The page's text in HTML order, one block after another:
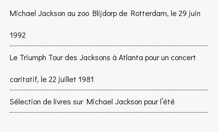
Michael Jackson au zoo Blijdorp de Rotterdam, le 29 juin
1992
Le Triumph Tour des Jacksons à Atlanta pour un concert
caritatif, le 22 juillet 1981
Sélection de livres sur Michael Jackson pour l’été